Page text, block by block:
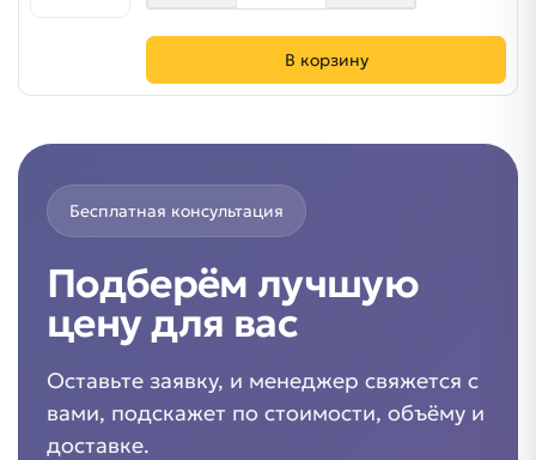
В корзину
Бесплатная консультация
Подберём лучшую
цену для вас
Оставьте заявку, и менеджер свяжется с
вами, подскажет по стоимости, объёму и
доставке.